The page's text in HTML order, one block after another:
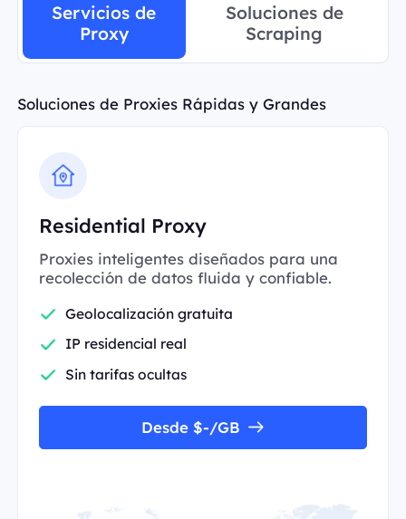
Servicios de
Proxy
Soluciones de
Scraping
Soluciones de Proxies Rápidas y Grandes
Residential Proxy
Proxies inteligentes diseñados para una
recolección de datos fluida y confiable.
Geolocalización gratuita
IP residencial real
Sin tarifas ocultas
Desde $-/GB